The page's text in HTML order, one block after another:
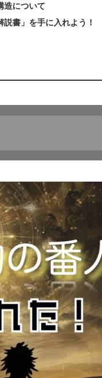
造について
書」を手に入れよう！